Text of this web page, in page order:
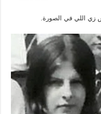
زي اللي في الصورة.